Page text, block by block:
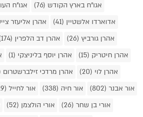
אגו"ח בארץ הקודש (76)
אגו"ח
אדוארדו אלשטיין (41)
אהרן אליעזר
אהרן גורביץ (26)
אהרן דב הלפרין (174)
אהרן חיטריק (15)
אהרן יוסף בליניצקי (1)
אהרן לוי (20)
אהרן מרדכי זילברשטרום
אור אבנר (802)
אור חיה (338) אור לחייל (19)
אורי בן שחר (26)
אורי הולצמן (52)